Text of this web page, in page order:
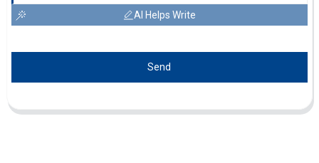
AI Helps Write
Send